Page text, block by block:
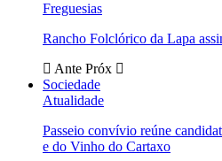
Freguesias
Rancho Folclórico da Lapa
Ante Próx
Sociedade
Atualidade
Passeio convívio reúne
e do Vinho do Cartaxo